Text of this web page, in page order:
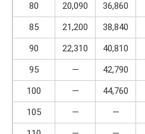
80
20,090 36,860
85
21,200 38,840
90
22,310 40,810
95
— 42,790
100
— 44,760
105
— —